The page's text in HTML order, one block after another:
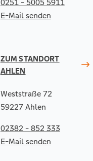
0251 - 5005 5911
E-Mail senden
ZUM STANDORT
AHLEN
Weststraße 72
59227 Ahlen
02382 - 852 333
E-Mail senden